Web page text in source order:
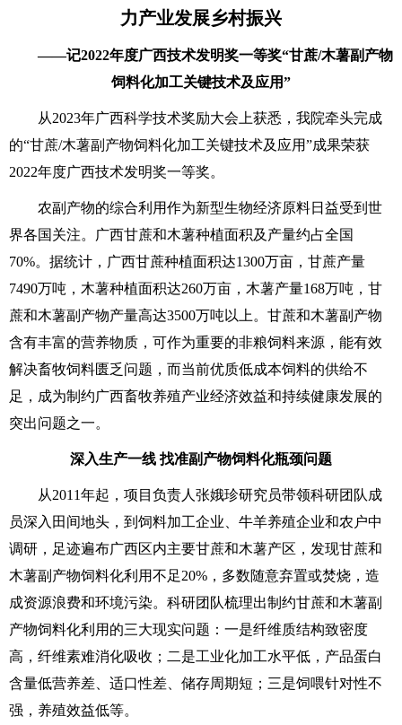
力产业发展乡村振兴
——记2022年度广西技术发明奖一等奖“甘蔗/木薯副产物
饲料化加工关键技术及应用”
从2023年广西科学技术奖励大会上获悉，我院牵头完成
的“甘蔗/木薯副产物饲料化加工关键技术及应用”成果荣获
2022年度广西技术发明奖一等奖。
农副产物的综合利用作为新型生物经济原料日益受到世
界各国关注。广西甘蔗和木薯种植面积及产量约占全国
70%。据统计，广西甘蔗种植面积达1300万亩，甘蔗产量
7490万吨，木薯种植面积达260万亩，木薯产量168万吨，甘
蔗和木薯副产物产量高达3500万吨以上。甘蔗和木薯副产物
含有丰富的营养物质，可作为重要的非粮饲料来源，能有效
解决畜牧饲料匮乏问题，而当前优质低成本饲料的供给不
足，成为制约广西畜牧养殖产业经济效益和持续健康发展的
突出问题之一。
深入生产一线 找准副产物饲料化瓶颈问题
从2011年起，项目负责人张娥珍研究员带领科研团队成
员深入田间地头，到饲料加工企业、牛羊养殖企业和农户中
调研，足迹遍布广西区内主要甘蔗和木薯产区，发现甘蔗和
木薯副产物饲料化利用不足20%，多数随意弃置或焚烧，造
成资源浪费和环境污染。科研团队梳理出制约甘蔗和木薯副
产物饲料化利用的三大现实问题：一是纤维质结构致密度
高，纤维素难消化吸收；二是工业化加工水平低，产品蛋白
含量低营养差、适口性差、储存周期短；三是饲喂针对性不
强，养殖效益低等。